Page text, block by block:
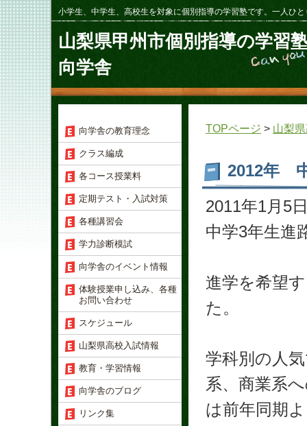
小学生、中学生、高校生を対象に個別指導の学習塾です。一人ひ
山梨県甲州市個別指導の学習
向学舎
TOPページ > 山梨
2012年
2011年1月5
中学3年生進
進学を希望
た。
学科別の人
系、商業系
は前年同期
向学舎の教育理念
クラス編成
各コース授業料
定期テスト・入試対策
各種講習会
学力診断模試
向学舎のイベント情報
体験授業申し込み、各種
お問い合わせ
スケジュール
山梨県高校入試情報
教育・学習情報
向学舎のブログ
リンク集